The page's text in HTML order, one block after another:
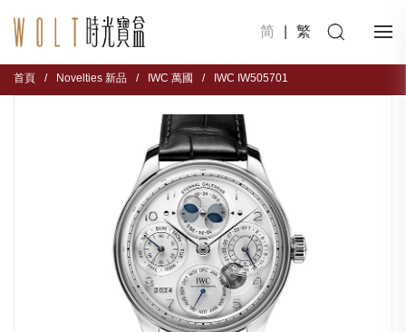
简 繁
首頁 / Novelties 新品 / IWC 萬國 / IWC IW505701